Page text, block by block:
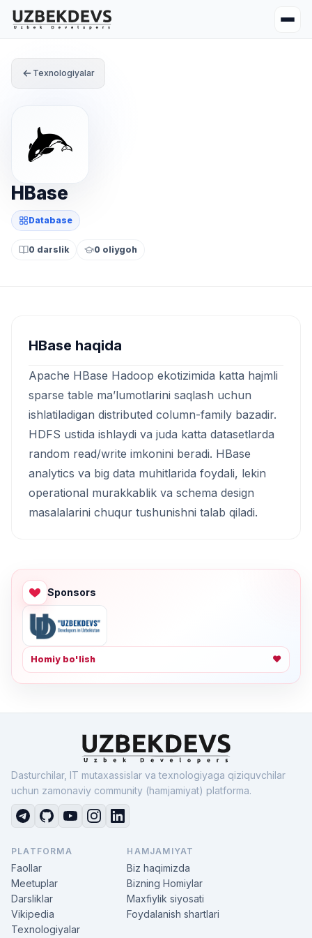
Texnologiyalar
HBase
Database
0 darslik 0 oliygoh
HBase haqida
Apache HBase Hadoop ekotizimida katta hajmli
sparse table ma’lumotlarini saqlash uchun
ishlatiladigan distributed column-family bazadir.
HDFS ustida ishlaydi va juda katta datasetlarda
random read/write imkonini beradi. HBase
analytics va big data muhitlarida foydali, lekin
operational murakkablik va schema design
masalalarini chuqur tushunishni talab qiladi.
Sponsors
Homiy bo'lish ❤
Dasturchilar, IT mutaxassislar va texnologiyaga qiziquvchilar
uchun zamonaviy community (hamjamiyat) platforma.
PLATFORMA
Faollar
Meetuplar
Darsliklar
Vikipedia
Texnologiyalar
HAMJAMIYAT
Biz haqimizda
Bizning Homiylar
Maxfiylik siyosati
Foydalanish shartlari